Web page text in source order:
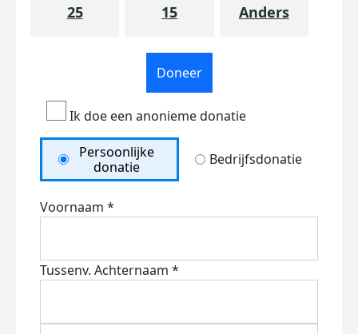
25 15 Anders
Doneer
Ik doe een anonieme donatie
Persoonlijke
donatie
Bedrijfsdonatie
Voornaam *
Tussenv. Achternaam *